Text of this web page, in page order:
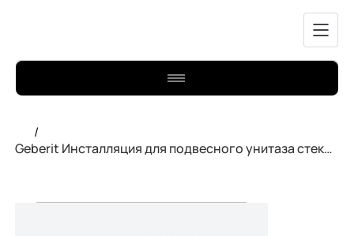
/
Geberit Инсталляция для подвесного унитаза стекло чёрное 131.021.SJ.5